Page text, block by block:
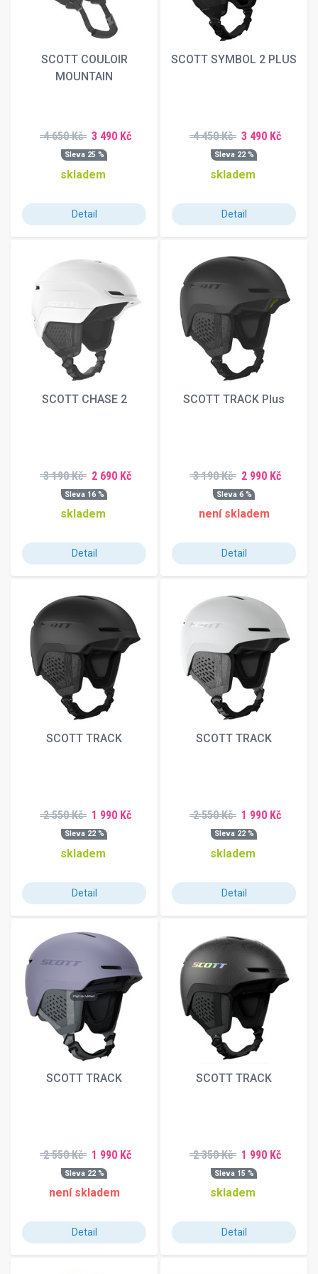
SCOTT COULOIR
MOUNTAIN
4 650 Kč 3 490 Kč
Sleva 25 %
skladem
Detail
SCOTT SYMBOL 2 PLUS
4 450 Kč 3 490 Kč
Sleva 22 %
skladem
Detail
SCOTT CHASE 2
3 190 Kč 2 690 Kč
Sleva 16 %
skladem
Detail
SCOTT TRACK Plus
3 190 Kč 2 990 Kč
Sleva 6 %
není skladem
Detail
SCOTT TRACK
2 550 Kč 1 990 Kč
Sleva 22 %
skladem
Detail
SCOTT TRACK
2 550 Kč 1 990 Kč
Sleva 22 %
skladem
Detail
SCOTT TRACK
2 550 Kč 1 990 Kč
Sleva 22 %
není skladem
Detail
SCOTT TRACK
2 350 Kč 1 990 Kč
Sleva 15 %
skladem
Detail